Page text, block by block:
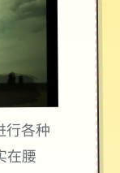
行各种
在腰